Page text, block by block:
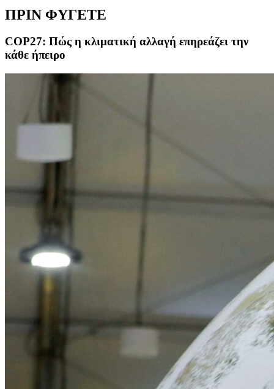
ΠΡΙΝ ΦΥΓΕΤΕ
COP27: Πώς η κλιματική αλλαγή επηρεάζει την
κάθε ήπειρο